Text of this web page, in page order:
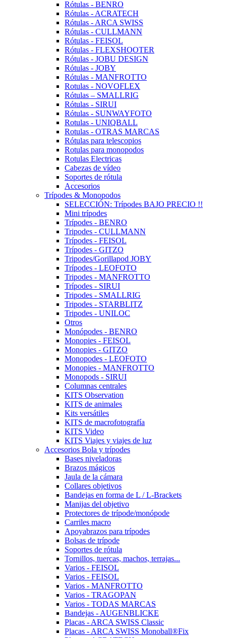
Rótulas - BENRO
Rótulas - ACRATECH
Rótulas - ARCA SWISS
Rótulas - CULLMANN
Rótulas - FEISOL
Rótulas - FLEXSHOOTER
Rótulas - JOBU DESIGN
Rótulas - JOBY
Rótulas - MANFROTTO
Rotulas - NOVOFLEX
Rótulas – SMALLRIG
Rótulas - SIRUI
Rótulas - SUNWAYFOTO
Rotulas - UNIQBALL
Rotulas - OTRAS MARCAS
Rótulas para telescopios
Rotulas para monopodos
Rotulas Electricas
Cabezas de vídeo
Soportes de rótula
Accesorios
Trípodes & Monopodos
SELECCIÓN: Trípodes BAJO PRECIO !!
Mini trípodes
Trípodes - BENRO
Tripodes - CULLMANN
Trípodes - FEISOL
Trípodes - GITZO
Tripodes/Gorillapod JOBY
Trípodes - LEOFOTO
Tripodes - MANFROTTO
Trípodes - SIRUI
Tripodes - SMALLRIG
Tripodes - STARBLITZ
Tripodes - UNILOC
Otros
Monópodes - BENRO
Monopies - FEISOL
Monopies - GITZO
Monopodes - LEOFOTO
Monopies - MANFROTTO
Monopods - SIRUI
Columnas centrales
KITS Observation
KITS de animales
Kits versátiles
KITS de macrofotografía
KITS Video
KITS Viajes y viajes de luz
Accesorios Bola y trípodes
Bases niveladoras
Brazos mágicos
Jaula de la cámara
Collares objetivos
Bandejas en forma de L / L-Brackets
Manijas del objetivo
Protectores de trípode/monópode
Carriles macro
Apoyabrazos para trípodes
Bolsas de trípode
Soportes de rótula
Tornillos, tuercas, machos, terrajas...
Varios - FEISOL
Varios - FEISOL
Varios - MANFROTTO
Varios - TRAGOPAN
Varios - TODAS MARCAS
Bandejas - AUGENBLICKE
Placas - ARCA SWISS Classic
Placas - ARCA SWISS Monoball®Fix